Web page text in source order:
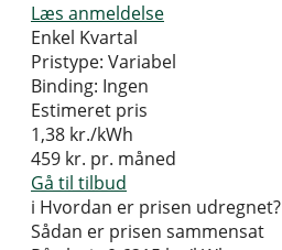
Læs anmeldelse
Enkel Kvartal
Pristype: Variabel
Binding: Ingen
Estimeret pris
1,38 kr./kWh
459 kr. pr. måned
Gå til tilbud
i Hvordan er prisen udregnet?
Sådan er prisen sammensat